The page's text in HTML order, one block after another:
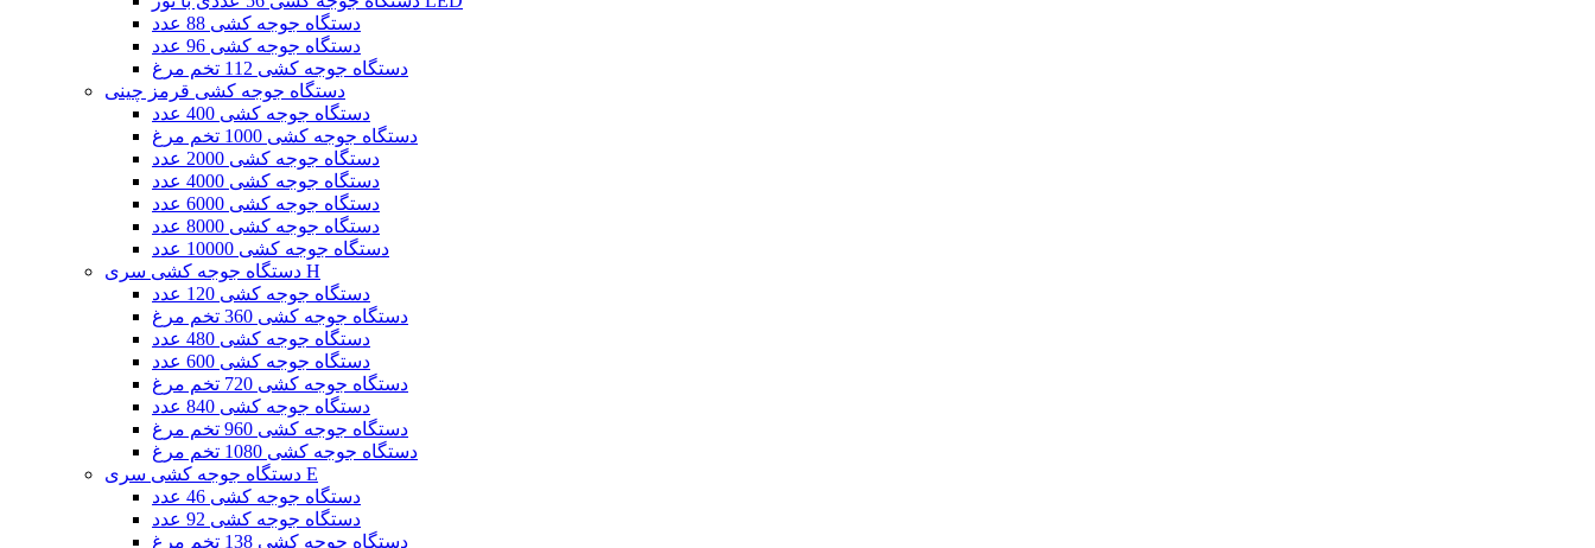
دستگاه جوجه کشی 88 عدد
دستگاه جوجه کشی 96 عدد
دستگاه جوجه کشی 112 تخم مرغ
دستگاه جوجه کشی قرمز چینی
دستگاه جوجه کشی 400 عدد
دستگاه جوجه کشی 1000 تخم مرغ
دستگاه جوجه کشی 2000 عدد
دستگاه جوجه کشی 4000 عدد
دستگاه جوجه کشی 6000 عدد
دستگاه جوجه کشی 8000 عدد
دستگاه جوجه کشی 10000 عدد
دستگاه جوجه کشی سری H
دستگاه جوجه کشی 120 عدد
دستگاه جوجه کشی 360 تخم مرغ
دستگاه جوجه کشی 480 عدد
دستگاه جوجه کشی 600 عدد
دستگاه جوجه کشی 720 تخم مرغ
دستگاه جوجه کشی 840 عدد
دستگاه جوجه کشی 960 تخم مرغ
دستگاه جوجه کشی 1080 تخم مرغ
دستگاه جوجه کشی سری E
دستگاه جوجه کشی 46 عدد
دستگاه جوجه کشی 92 عدد
دستگاه جوجه کشی 138 تخم مرغ